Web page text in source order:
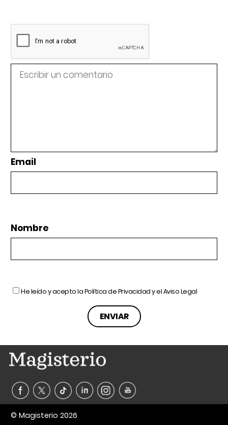
Email
Nombre
He leído y acepto laPolítica de Privacidady elAviso Legal
© Magisterio 2026